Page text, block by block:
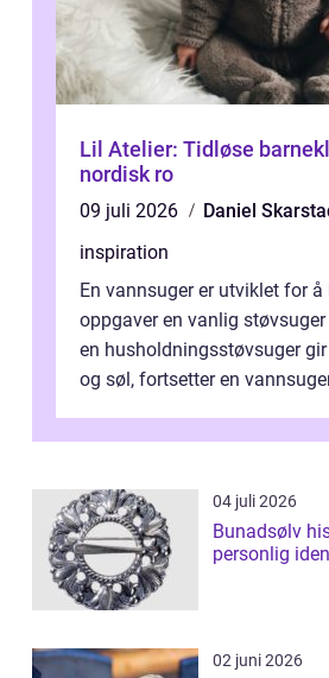
Lil Atelier: Tidløse
nordisk ro
09 juli 2026
Daniel
inspiration
En vannsuger er utviklet for å
oppgaver en vanlig støvsuger
en husholdningsstøvsuger
og søl, fortsetter en
04 juli 2026
Bunadsølv historie, håndverk og
personlig
02 juni 2026